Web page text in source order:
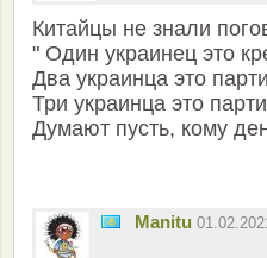
Китайцы не знали
" Один украинец это
Два украинца это
Три украинца это
Думают пусть, кому
Manitu